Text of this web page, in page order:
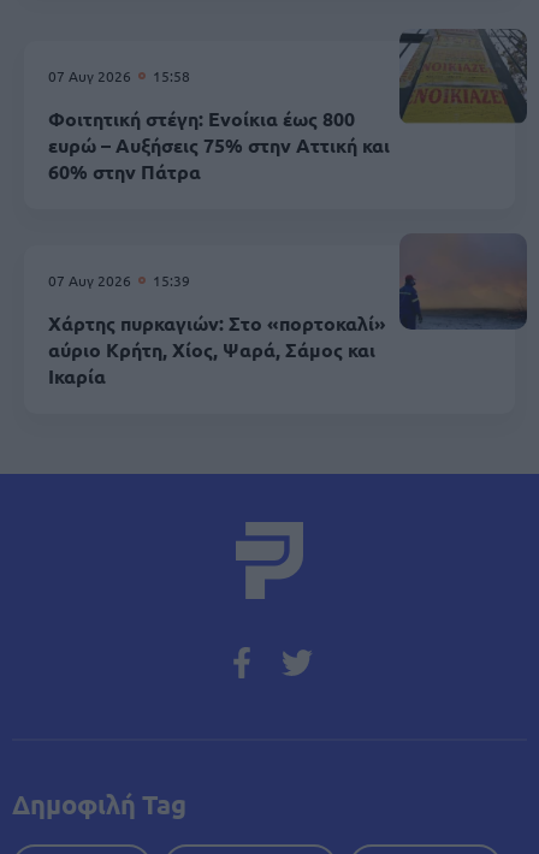
07 Αυγ 2026 15:58
Φοιτητική στέγη: Ενοίκια έως 800
ευρώ – Αυξήσεις 75% στην Αττική και
60% στην Πάτρα
07 Αυγ 2026 15:39
Χάρτης πυρκαγιών: Στο «πορτοκαλί»
αύριο Κρήτη, Χίος, Ψαρά, Σάμος και
Ικαρία
Δημοφιλή Tag